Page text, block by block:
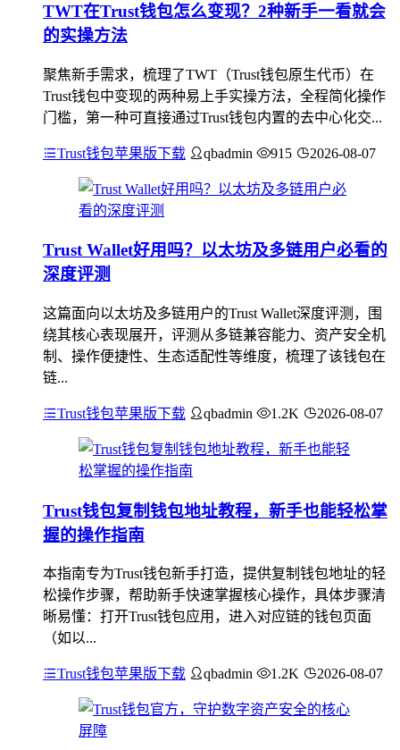
TWT在Trust钱包怎么变现？2种新手一看就会
的实操方法
聚焦新手需求，梳理了TWT（Trust钱包原生代币）在
Trust钱包中变现的两种易上手实操方法，全程简化操作
门槛，第一种可直接通过Trust钱包内置的去中心化交...
Trust钱包苹果版下载 qbadmin 915 2026-08-07
Trust Wallet好用吗？以太坊及多链用户必看的
深度评测
这篇面向以太坊及多链用户的Trust Wallet深度评测，围
绕其核心表现展开，评测从多链兼容能力、资产安全机
制、操作便捷性、生态适配性等维度，梳理了该钱包在
链...
Trust钱包苹果版下载 qbadmin 1.2K 2026-08-07
Trust钱包复制钱包地址教程，新手也能轻松掌
握的操作指南
本指南专为Trust钱包新手打造，提供复制钱包地址的轻
松操作步骤，帮助新手快速掌握核心操作，具体步骤清
晰易懂：打开Trust钱包应用，进入对应链的钱包页面
（如以...
Trust钱包苹果版下载 qbadmin 1.2K 2026-08-07